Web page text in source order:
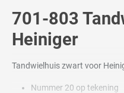
701-803
Heiniger
Tandwielhuis zwart voor
Nummer 20 op tekening